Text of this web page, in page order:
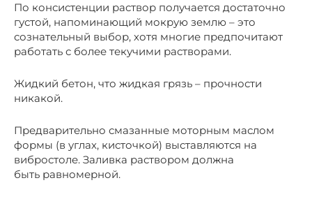
По консистенции раствор получается достаточно
густой, напоминающий мокрую землю – это
сознательный выбор, хотя многие предпочитают
работать с более текучими растворами.
Жидкий бетон, что жидкая грязь – прочности
никакой.
Предварительно смазанные моторным маслом
формы (в углах, кисточкой) выставляются на
вибростоле. Заливка раствором должна
быть равномерной.